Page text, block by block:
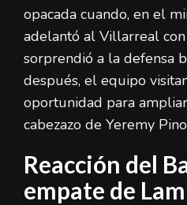
opacada cuando, en el
adelantó al Villarreal
sorprendió a la defensa
después, el equipo
oportunidad para
cabezazo de Yeremy
Reacción del
empate de